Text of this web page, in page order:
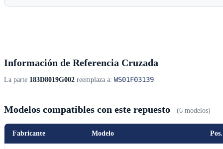
Información de Referencia Cruzada
La parte 183D8019G002 reemplaza a: WS01F03139
Modelos compatibles con este repuesto (6 modelos)
Fabricante Modelo Pos.